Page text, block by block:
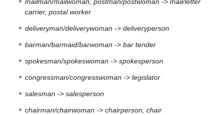
mailman/mailwoman, postman/postwoman -> mail/letter
carrier, postal worker
deliveryman/deliverywoman -> deliveryperson
barman/barmaid/barwoman -> bar tender
spokesman/spokeswoman -> spokesperson
congressman/congresswoman -> legislator
salesman -> salesperson
chairman/chairwoman -> chairperson, chair